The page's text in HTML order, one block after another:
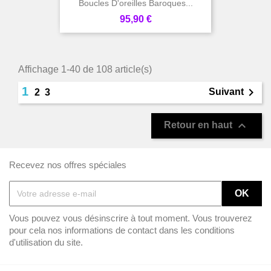
Boucles D'oreilles Baroques...
Prix
95,90 €
Affichage 1-40 de 108 article(s)
1 2 3 Suivant
Retour en haut 
Recevez nos offres spéciales
Vous pouvez vous désinscrire à tout moment. Vous trouverez
pour cela nos informations de contact dans les conditions
d'utilisation du site.